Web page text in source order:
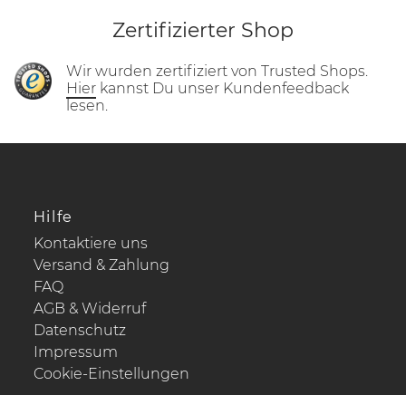
Zertifizierter Shop
Wir wurden zertifiziert von Trusted Shops.
Hier kannst Du unser Kundenfeedback
lesen.
Hilfe
Kontaktiere uns
Versand & Zahlung
FAQ
AGB & Widerruf
Datenschutz
Impressum
Cookie-Einstellungen